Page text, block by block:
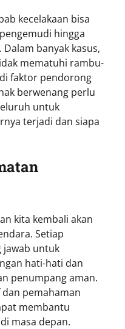
kecelakaan bisa
hingga
banyak kasus,
mematuhi rambu-
faktor pendorong
berwenang perlu
untuk
terjadi dan siapa
kita kembali akan
Setiap
jawab untuk
hati-hati dan
penumpang aman.
pemahaman
membantu
masa depan.